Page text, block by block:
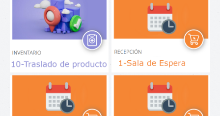
Traslado de Producto Sala de Espera
Solicitudes Exámenes Solicitados